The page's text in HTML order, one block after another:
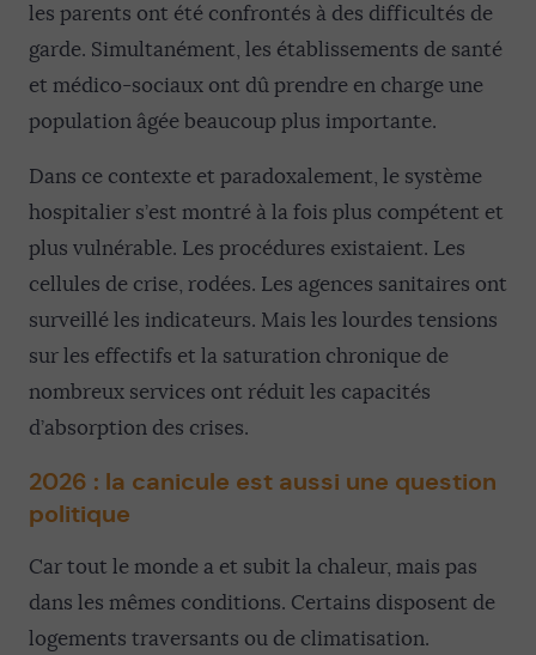
les parents ont été confrontés à des difficultés de
garde. Simultanément, les établissements de santé
et médico-sociaux ont dû prendre en charge une
population âgée beaucoup plus importante.
Dans ce contexte et paradoxalement, le système
hospitalier s’est montré à la fois plus compétent et
plus vulnérable. Les procédures existaient. Les
cellules de crise, rodées. Les agences sanitaires ont
surveillé les indicateurs. Mais les lourdes tensions
sur les effectifs et la saturation chronique de
nombreux services ont réduit les capacités
d’absorption des crises.
2026 : la canicule est aussi une question
politique
Car tout le monde a et subit la chaleur, mais pas
dans les mêmes conditions. Certains disposent de
logements traversants ou de climatisation.